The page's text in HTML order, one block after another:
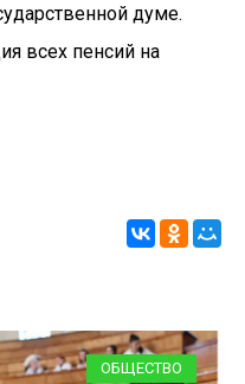
думе.
всех пенсий на
ОБЩЕСТВО